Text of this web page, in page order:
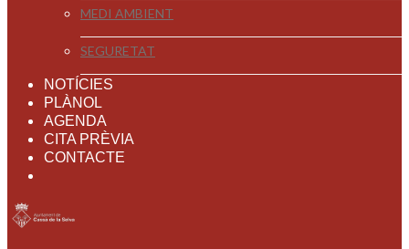
MEDI AMBIENT
SEGURETAT
NOTÍCIES
PLÀNOL
AGENDA
CITA PRÈVIA
CONTACTE